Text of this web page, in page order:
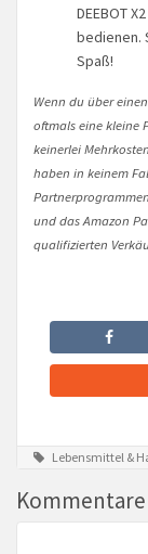
DEEBOT
bedienen.
Spaß!
Wenn du über
oftmals eine kleine
keinerlei
haben in keinem
und das Amazon
qualifizierten
Lebensmittel &
Kommentare